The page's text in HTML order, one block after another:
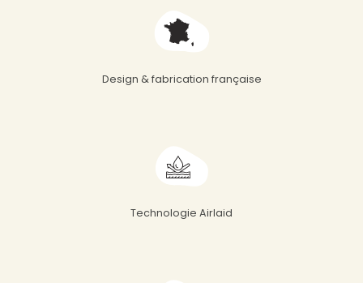
Design & fabrication française
Technologie Airlaid